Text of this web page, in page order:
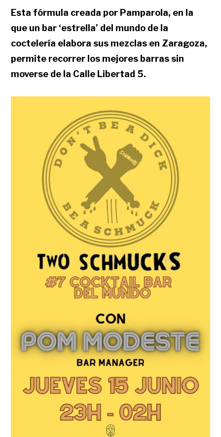
Esta fórmula creada por Pamparola, en la
que un bar ‘estrella’ del mundo de la
coctelería elabora sus mezclas en Zaragoza,
permite recorrer los mejores barras sin
moverse de la Calle Libertad 5.